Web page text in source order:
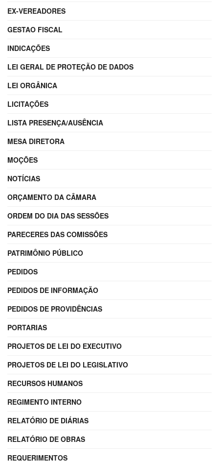
EX-VEREADORES
GESTAO FISCAL
INDICAÇÕES
LEI GERAL DE PROTEÇÃO DE DADOS
LEI ORGÂNICA
LICITAÇÕES
LISTA PRESENÇA/AUSÊNCIA
MESA DIRETORA
MOÇÕES
NOTÍCIAS
ORÇAMENTO DA CÂMARA
ORDEM DO DIA DAS SESSÕES
PARECERES DAS COMISSÕES
PATRIMÔNIO PÚBLICO
PEDIDOS
PEDIDOS DE INFORMAÇÃO
PEDIDOS DE PROVIDÊNCIAS
PORTARIAS
PROJETOS DE LEI DO EXECUTIVO
PROJETOS DE LEI DO LEGISLATIVO
RECURSOS HUMANOS
REGIMENTO INTERNO
RELATÓRIO DE DIÁRIAS
RELATÓRIO DE OBRAS
REQUERIMENTOS